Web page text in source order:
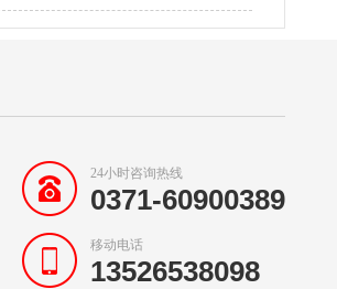
24小时咨询热线
0371-60900389
移动电话
13526538098